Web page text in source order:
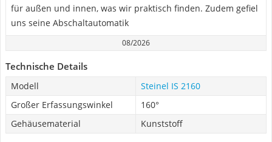
für außen und innen, was wir praktisch finden. Zudem gefiel
uns seine Abschaltautomatik
08/2026
Technische Details
Modell
Steinel IS 2160
Großer Erfassungswinkel
160°
Gehäusematerial
Kunststoff